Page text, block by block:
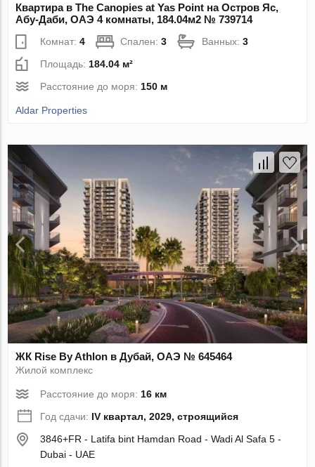
Квартира в The Canopies at Yas Point на Остров Яс,
Абу-Даби, ОАЭ 4 комнаты, 184.04м2 № 739714
Комнат:4 Спален:3 Ванных:3
Площадь: 184.04 м²
Расстояние до моря: 150 м
Aldar Properties
ЖК Rise By Athlon в Дубай, ОАЭ № 645464
Жилой комплекс
Расстояние до моря:16 км
Год сдачи: IV квартал, 2029, строящийся
3846+FR - Latifa bint Hamdan Road - Wadi Al Safa 5 -
Dubai - UAE